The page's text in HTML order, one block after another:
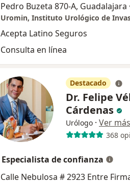
Pedro Buzeta 870-A, Guadalajara
Uromin, Instituto Urológico de
Acepta Latino Seguros
Consulta en línea
Destacado
Dr. Felipe
Cárdenas
Urólogo · Ver más
368
Especialista de confianza